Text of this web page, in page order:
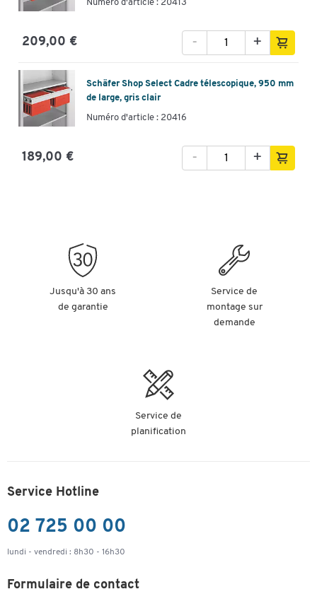
Numéro d'article : 20413
209,00 € +
-
Schäfer Shop Select Cadre télescopique, 950 mm
de large, gris clair
Numéro d'article : 20416
189,00 € +
-
Jusqu'à 30 ans
de garantie
Service de
montage sur
demande
Service de
planification
Service Hotline
02 725 00 00
lundi - vendredi : 8h30 - 16h30
Formulaire de contact